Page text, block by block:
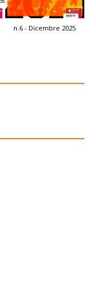
n.6 - Dicembre 2025